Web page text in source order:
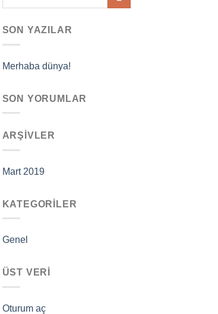
SON YAZILAR
Merhaba dünya!
SON YORUMLAR
ARŞIVLER
Mart 2019
KATEGORILER
Genel
ÜST VERI
Oturum aç